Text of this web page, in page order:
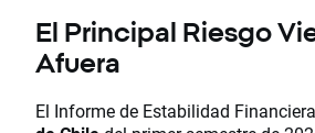
El Principal Riesgo
Afuera
El Informe de Estabilidad